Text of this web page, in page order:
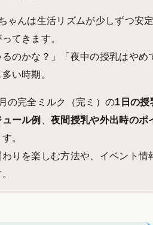
ゃんは生活リズムが少しずつ安
てきます。
のかな？」「夜中の授乳はやめ
い時期。
の完全ミルク（完ミ）の1日の授
ール例 、夜間授乳や外出時のポ
。
りを楽しむ方法や、イベント情